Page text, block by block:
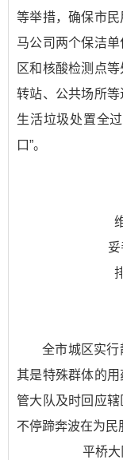
等举措，确保市
马公司两个保洁
区和核酸检测点
转站、公共场所
生活垃圾处置全过
口”。
妥
全市城区实
其是特殊群体的
管大队及时回应
不停蹄奔波在为民
平桥